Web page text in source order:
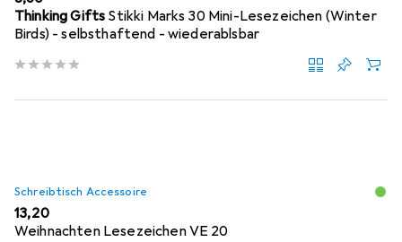
Thinking Gifts Stikki Marks 30 Mini-Lesezeichen (Winter
Birds) - selbsthaftend - wiederablsbar
Schreibtisch Accessoire
EUR
13,20
Weihnachten Lesezeichen VE 20